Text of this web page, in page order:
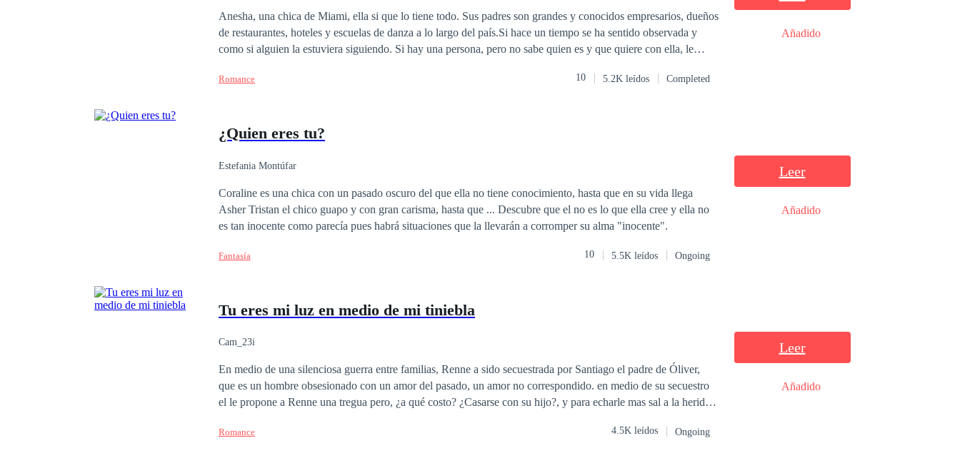
Anesha, una chica de Miami, ella si que lo tiene todo. Sus padres son grandes y conocidos empresarios, dueños
de restaurantes, hoteles y escuelas de danza a lo largo del país.Si hace un tiempo se ha sentido observada y
como si alguien la estuviera siguiendo. Si hay una persona, pero no sabe quien es y que quiere con ella, le
Marcus.Sebastián un chico de solo 25 años, es un hombre muy guapo, un hombre que cualquier chica querría
verla feliz con otra persona que no sea el. El es el indicado para ella, eso lo condujo a lo peor, una obsesión y
Romance 10 5.2K leídos Completed
Añadido
¿Quien eres tu?
Estefania Montúfar
Coraline es una chica con un pasado oscuro del que ella no tiene conocimiento, hasta que en su vida llega
Asher Tristan el chico guapo y con gran carisma, hasta que ... Descubre que el no es lo que ella cree y ella no
es tan inocente como parecía pues habrá situaciones que la llevarán a corromper su alma "inocente".
Fantasía 10 5.5K leídos Ongoing
Leer
Añadido
Tu eres mi luz en medio de mi tiniebla
Cam_23i
En medio de una silenciosa guerra entre familias, Renne a sido secuestrada por Santiago el padre de Óliver,
que es un hombre obsesionado con un amor del pasado, un amor no correspondido. en medio de su secuestro
el le propone a Renne una tregua pero, ¿a qué costo? ¿Casarse con su hijo?, y para echarle mas sal a la herida,
lugar por medio de Oliver, aunque nadie le advirtió que su traicionero corazón se enamoraría.
Romance 4.5K leídos Ongoing
Leer
Añadido